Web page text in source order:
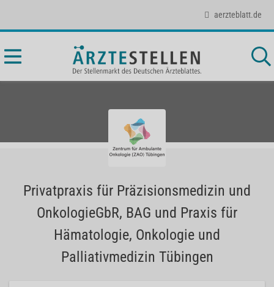
aerzteblatt.de
Privatpraxis für Präzisionsmedizin und
OnkologieGbR, BAG und Praxis für
Hämatologie, Onkologie und
Palliativmedizin Tübingen